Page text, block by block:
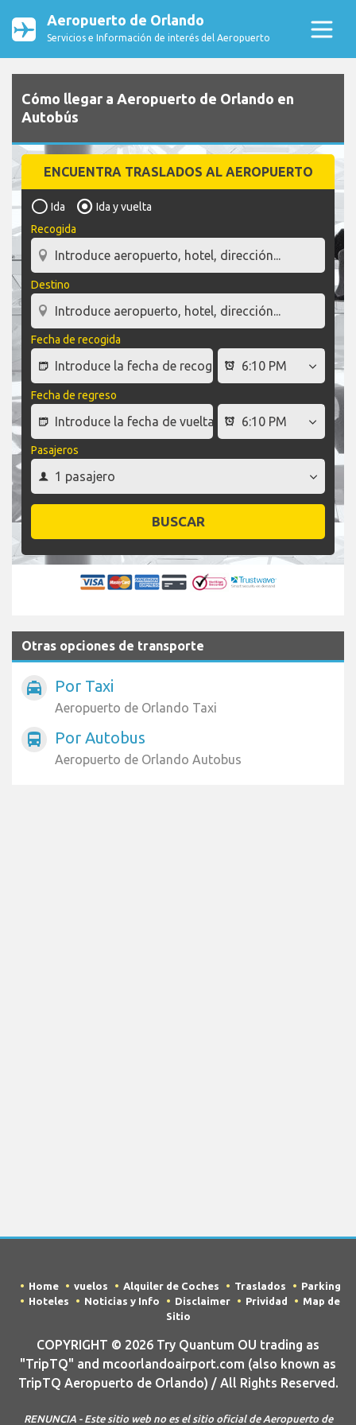
Aeropuerto de Orlando
Servicios e Información de interés del Aeropuerto
Cómo llegar a Aeropuerto de Orlando en
Autobús
ENCUENTRA TRASLADOS AL AEROPUERTO
Ida
Ida y vuelta
Recogida
Destino
Fecha de recogida
Fecha de regreso
Pasajeros
BUSCAR
Otras opciones de transporte
local_taxi Por Taxi
Aeropuerto de Orlando Taxi
directions_bus Por Autobus
Aeropuerto de Orlando Autobus
Home vuelos Alquiler de Coches Traslados
Parking
Hoteles
Noticias y Info Disclaimer Prividad
Map de
Sitio
COPYRIGHT © 2026 Try Quantum OU trading as
"TripTQ" and mcoorlandoairport.com (also known as
TripTQ Aeropuerto de Orlando) / All Rights Reserved.
RENUNCIA - Este sitio web no es el sitio oficial de Aeropuerto de